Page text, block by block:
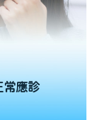
常應診